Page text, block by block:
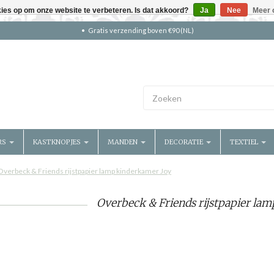
Gratis verzending boven €90 (NL)
KASTKNOPJES MANDEN DECORATIE TEXTIEL
& Friends rijstpapier lamp kinderkamer Joy
Overbeck & Friends rijstpapier
op om onze website te verbeteren. Is dat akkoord? Ja Nee Meer